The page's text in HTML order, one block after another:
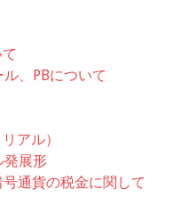
、PBについて
アル）
発展形
通貨の税金に関して